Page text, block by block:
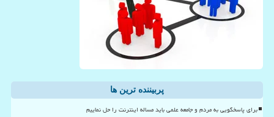
پربیننده ترین ها
برای پاسخگویی به مردم و جامعه علمی باید مساله اینترنت را حل نماییم